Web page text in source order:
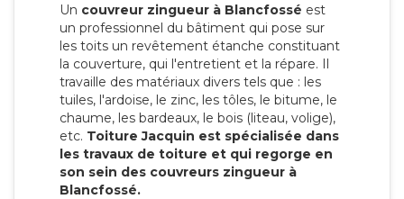
Un couvreur zingueur à Blancfossé est
un professionnel du bâtiment qui pose sur
les toits un revêtement étanche constituant
la couverture, qui l'entretient et la répare. Il
travaille des matériaux divers tels que : les
tuiles, l'ardoise, le zinc, les tôles, le bitume, le
chaume, les bardeaux, le bois (liteau, volige),
etc. Toiture Jacquin est spécialisée dans
les travaux de toiture et qui regorge en
son sein des couvreurs zingueur à
Blancfossé.